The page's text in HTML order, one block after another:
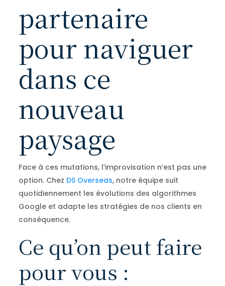
partenaire
pour naviguer
dans ce
nouveau
paysage
Face à ces mutations, l’improvisation n’est pas une
option. Chez DS Overseas, notre équipe suit
quotidiennement les évolutions des algorithmes
Google et adapte les stratégies de nos clients en
conséquence.
Ce qu’on peut faire
pour vous :